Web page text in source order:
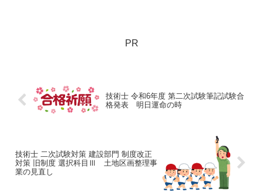
PR
技術士 令和6年度 第二次試験筆記試験合
格発表 明日運命の時
技術士 二次試験対策 建設部門 制度改正
対策 旧制度 選択科目Ⅲ 土地区画整理事
業の見直し